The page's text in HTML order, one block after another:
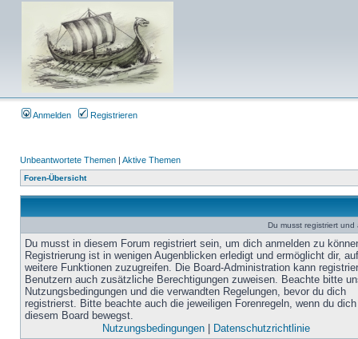
Anmelden Registrieren
Unbeantwortete Themen | Aktive Themen
Foren-Übersicht
Du musst registriert
Du musst in diesem Forum registriert sein, um dich anmelden zu
Registrierung ist in wenigen Augenblicken erledigt und ermöglicht dir, auf
weitere Funktionen zuzugreifen. Die Board-Administration kann
Benutzern auch zusätzliche Berechtigungen zuweisen. Beachte bitte
Nutzungsbedingungen und die verwandten Regelungen, bevor du dich
registrierst. Bitte beachte auch die jeweiligen Forenregeln, wenn du
diesem Board bewegst.
Nutzungsbedingungen| Datenschutzrichtlinie